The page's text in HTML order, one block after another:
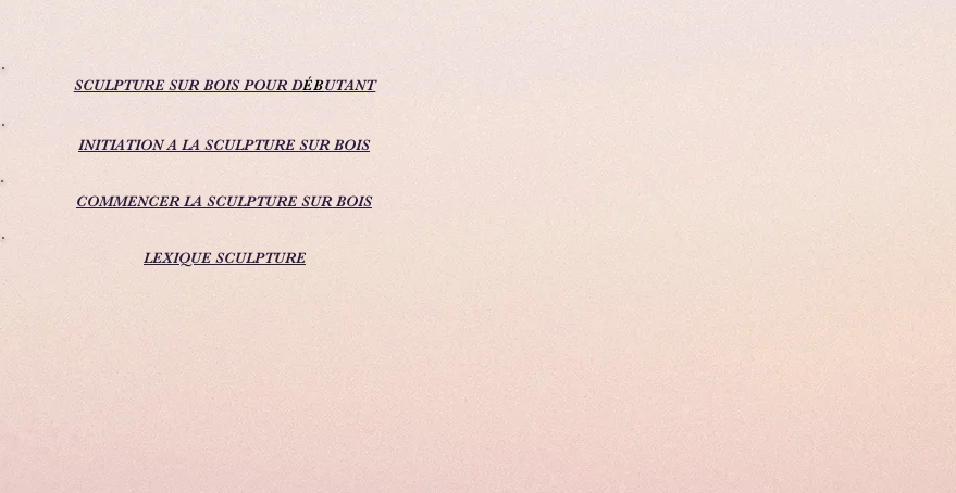
SCULPTURE SUR BOIS POUR DÉBUTANT
INITIATION A LA SCULPTURE SUR BOIS
COMMENCER LA SCULPTURE SUR BOIS
LEXIQUE SCULPTURE